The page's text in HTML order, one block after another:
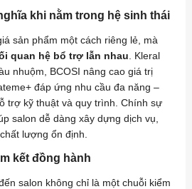
khi nằm trong hệ sinh thái
sản phẩm một cách riêng lẻ, mà
quan hệ bổ trợ lẫn nhau . Kleral
nhuộm, BCOSI nâng cao giá trị
đáp ứng nhu cầu đa năng –
trợ kỹ thuật và quy trình. Chính sự
salon dễ dàng xây dựng dịch vụ,
lượng ổn định.
kết đồng hành
salon không chỉ là một chuỗi kiểm